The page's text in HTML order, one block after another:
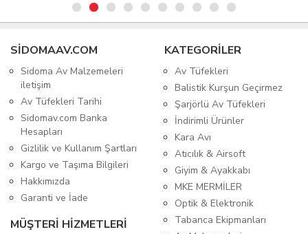
SIDOMAAV.COM
Sidoma Av Malzemeleri
iletişim
Av Tüfekleri Tarihi
Sidomav.com Banka
Hesapları
Gizlilik ve Kullanım Şartları
Kargo ve Taşıma Bilgileri
Hakkımızda
Garanti ve İade
MÜŞTERİ HİZMETLERİ
KATEGORİLER
Av Tüfekleri
Balistik Kurşun Geçirmez
Şarjörlü Av Tüfekleri
İndirimli Ürünler
Kara Avı
Atıcılık & Airsoft
Giyim & Ayakkabı
MKE MERMİLER
Optik & Elektronik
Tabanca Ekipmanları